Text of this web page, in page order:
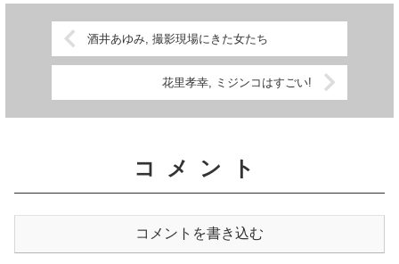
酒井あゆみ, 撮影現場にきた女たち
花里孝幸, ミジンコはすごい!
コメント
コメントを書き込む